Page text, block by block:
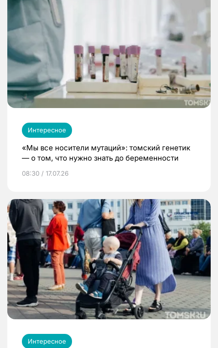
Интересное
«Мы все носители мутаций»: томский генетик
— о том, что нужно знать до беременности
08:30 / 17.07.26
Интересное